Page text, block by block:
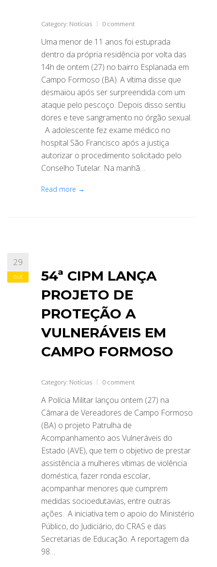
Category: Notícias 0 comment
Uma menor de 11 anos foi estuprada
dentro da própria residência por volta das
14h de ontem (27) no bairro Esplanada em
Campo Formoso (BA). A vítima disse que
desmaiou após ser surpreendida com um
ataque pelo pescoço. Depois disso sentiu
dores e teve sangramento no órgão sexual.
A adolescente fez exame médico no
hospital São Francisco após a justiça
autorizar o procedimento solicitado pelo
Conselho Tutelar. Na manhã…
Read more →
29
out
54ª CIPM LANÇA
PROJETO DE
PROTEÇÃO A
VULNERÁVEIS EM
CAMPO FORMOSO
Category: Notícias 0 comment
A Polícia Militar lançou ontem (27) na
Câmara de Vereadores de Campo Formoso
(BA) o projeto Patrulha de
Acompanhamento aos Vulneráveis do
Estado (AVE), que tem o objetivo de prestar
assistência a mulheres vítimas de violência
doméstica, fazer ronda escolar,
acompanhar menores que cumprem
medidas socioedutavias, entre outras
ações. A iniciativa tem o apoio do Ministério
Público, do Judiciário, do CRAS e das
Secretarias de Educação. A reportagem da
98…